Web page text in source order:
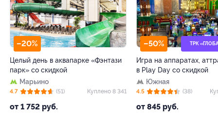
–20%
Целый день в аквапарке «Фэнтази
парк» со скидкой
Марьино
от 1 752 руб.
4.7 (51) Куплено 8 341
–50% ТРК
Игра на аппаратах,
в Play Day со скидкой
Южная
от 845 руб.
4.5 (38)